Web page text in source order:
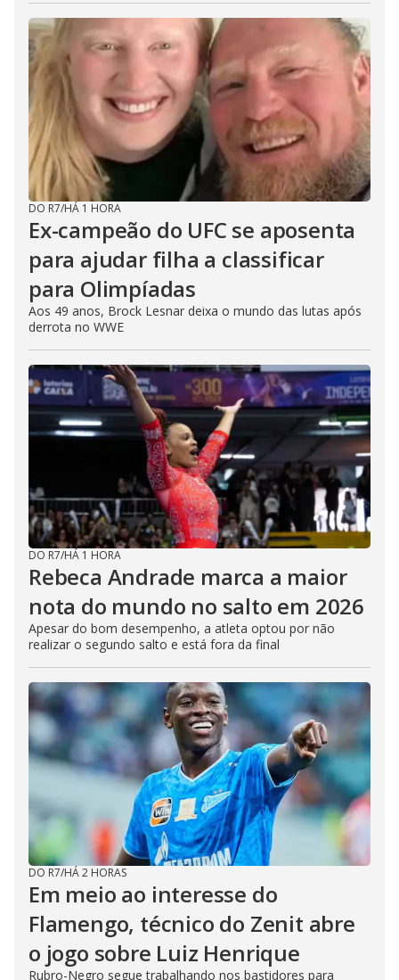
DO R7/HÁ 1 HORA
Ex-campeão do UFC se aposenta
para ajudar filha a classificar
para Olimpíadas
Aos 49 anos, Brock Lesnar deixa o mundo das lutas após
derrota no WWE
DO R7/HÁ 1 HORA
Rebeca Andrade marca a maior
nota do mundo no salto em 2026
Apesar do bom desempenho, a atleta optou por não
realizar o segundo salto e está fora da final
DO R7/HÁ 2 HORAS
Em meio ao interesse do
Flamengo, técnico do Zenit abre
o jogo sobre Luiz Henrique
Rubro-Negro segue trabalhando nos bastidores para